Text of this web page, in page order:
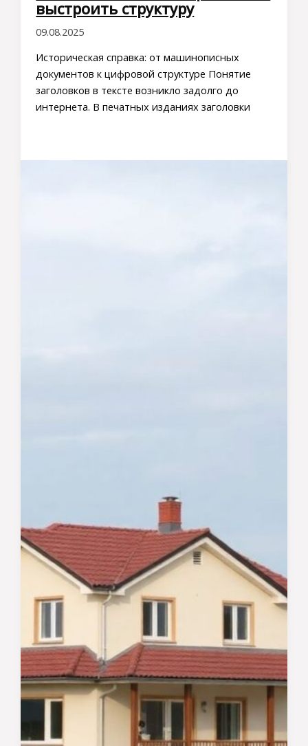
выстроить структуру
09.08.2025
Историческая справка: от машинописных
документов к цифровой структуре Понятие
заголовков в тексте возникло задолго до
интернета. В печатных изданиях заголовки